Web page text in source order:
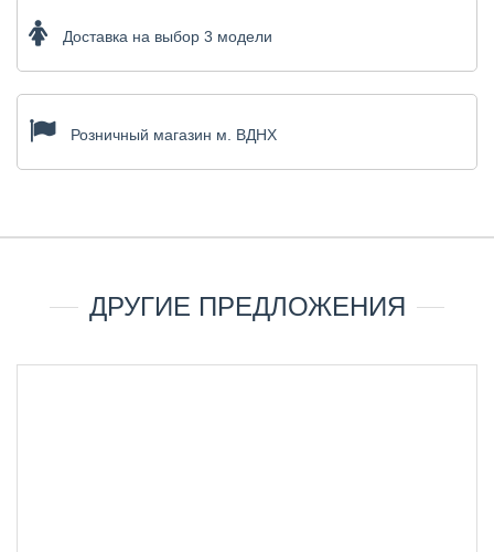
Доставка на выбор 3 модели
Розничный магазин м. ВДНХ
ДРУГИЕ ПРЕДЛОЖЕНИЯ